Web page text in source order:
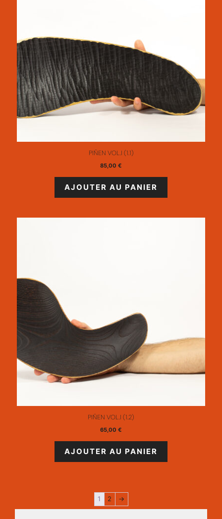
PIÑEN VOL.I (1.1)
85,00 €
AJOUTER AU PANIER
PIÑEN VOL.I (1.2)
65,00 €
AJOUTER AU PANIER
1 2 →